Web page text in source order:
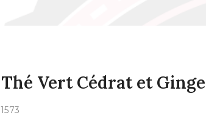
Thé Vert Cédrat et
1573